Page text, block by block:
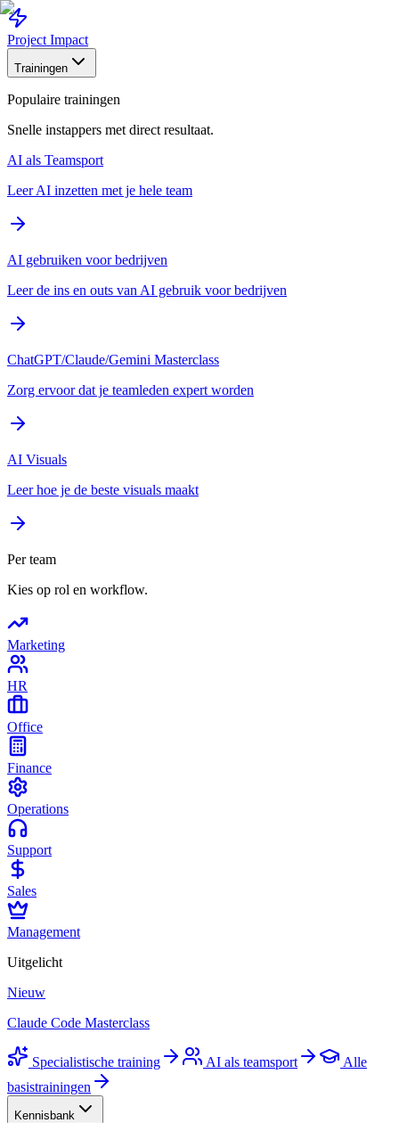
Project Impact
Trainingen
Populaire trainingen
Snelle instappers met direct resultaat.
AI als Teamsport
Leer AI inzetten met je hele team
AI gebruiken voor bedrijven
Leer de ins en outs van AI gebruik voor bedrijven
ChatGPT/Claude/Gemini Masterclass
Zorg ervoor dat je teamleden expert worden
AI Visuals
Leer hoe je de beste visuals maakt
Per team
Kies op rol en workflow.
Marketing
HR
Office
Finance
Operations
Support
Sales
Management
Uitgelicht
Nieuw
Claude Code Masterclass
Specialistische training AI als teamsport
Alle
basistrainingen
Kennisbank